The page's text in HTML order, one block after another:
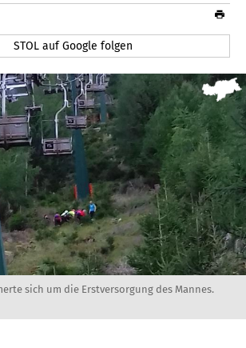
STOL auf Google folgen
sich um die Erstversorgung des Mannes.